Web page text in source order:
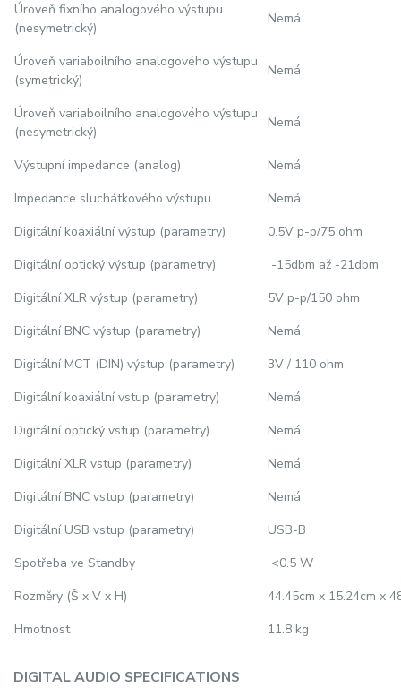
Úroveň fixního analogového výstupu
(nesymetrický)
Nemá
Úroveň variaboilního analogového výstupu
(symetrický)
Nemá
Úroveň variaboilního analogového výstupu
(nesymetrický)
Nemá
Výstupní impedance (analog)
Nemá
Impedance sluchátkového výstupu
Nemá
Digitální koaxiální výstup (parametry)
0.5V p-p/75 ohm
Digitální optický výstup (parametry)
-15dbm až -21dbm
Digitální XLR výstup (parametry)
5V p-p/150 ohm
Digitální BNC výstup (parametry)
Nemá
Digitální MCT (DIN) výstup (parametry)
3V / 110 ohm
Digitální koaxiální vstup (parametry)
Nemá
Digitální optický vstup (parametry)
Nemá
Digitální XLR vstup (parametry)
Nemá
Digitální BNC vstup (parametry)
Nemá
Digitální USB vstup (parametry)
USB-B
Spotřeba ve Standby
<0.5 W
Rozměry (Š x V x H)
44.45cm x 15.24cm x
Hmotnost
11.8 kg
DIGITAL AUDIO SPECIFICATIONS